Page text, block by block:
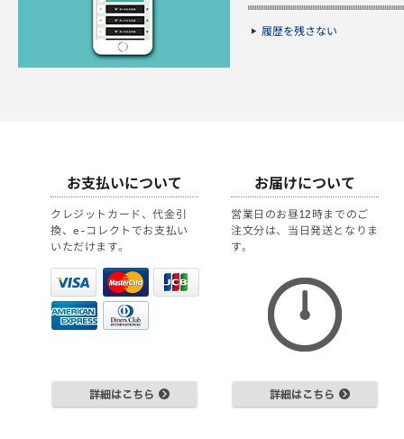
履歴を残さない
お支払いについて
クレジットカード、代金引
換、e-コレクトでお支払い
いただけます。
お届けについて
営業日のお昼12時までのご
注文分は、当日発送となりま
す。